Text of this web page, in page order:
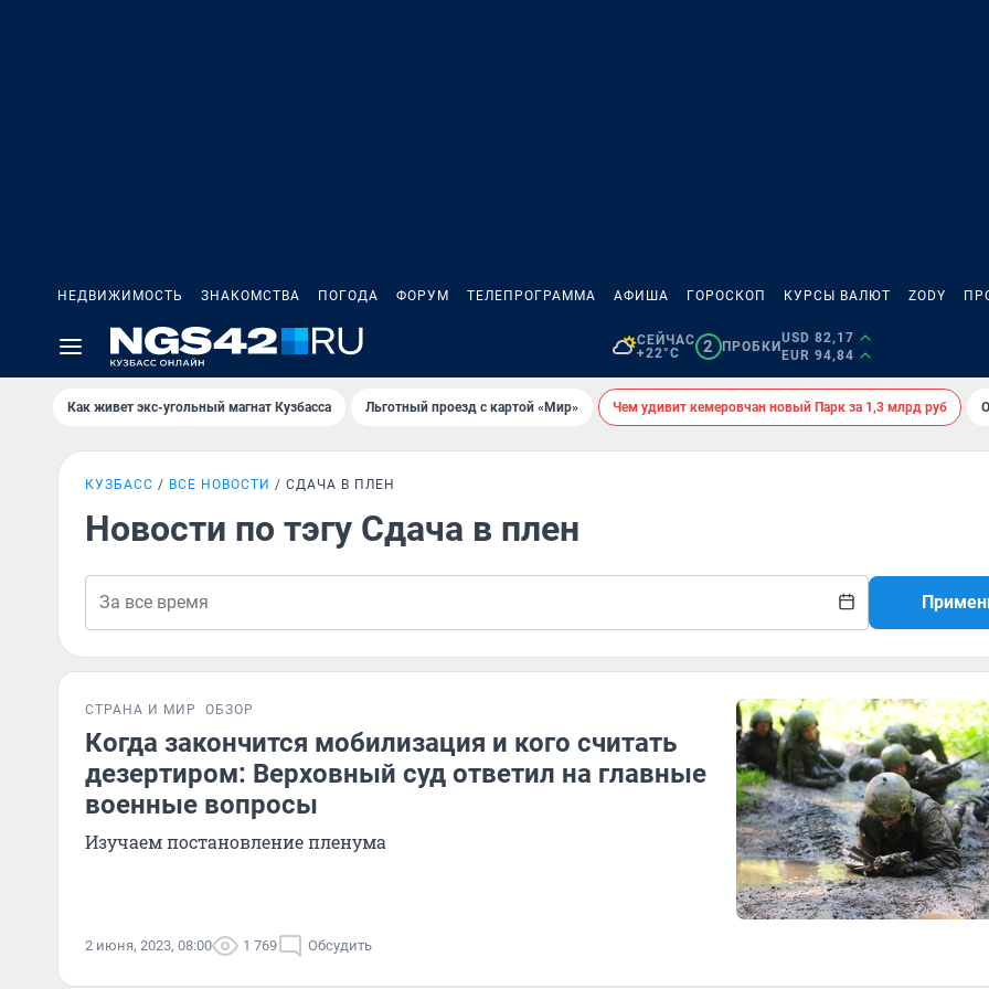
НЕДВИЖИМОСТЬ ЗНАКОМСТВА ПОГОДА ФОРУМ ТЕЛЕПРОГРАММА АФИША ГОРОСКОП КУРСЫ ВАЛЮТ ZODY
СЕЙЧАС
+22°C
2 ПРОБКИ
USD 82,17
EUR 94,84
Как живет экс-угольный магнат Кузбасса Льготный проезд с картой «Мир» Чем удивит кемеровчан новый Парк за 1,3 млрд руб
КУЗБАСС ВСЕ НОВОСТИ СДАЧА В ПЛЕН
Новости по тэгу Сдача в плен
СТРАНА И МИР ОБЗОР
Когда закончится мобилизация и кого считать
дезертиром: Верховный суд ответил на главные
военные вопросы
Изучаем постановление пленума
2 июня, 2023, 08:00 1 769 Обсудить